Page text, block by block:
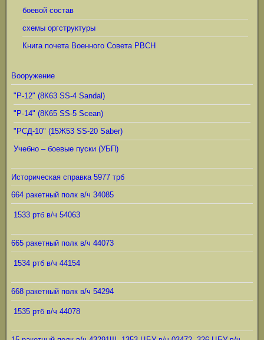
боевой состав
схемы оргструктуры
Книга почета Военного Совета РВСН
Вооружение
"Р-12" (8К63 SS-4 Sandal)
"Р-14" (8К65 SS-5 Scean)
"РСД-10" (15Ж53 SS-20 Saber)
Учебно – боевые пуски (УБП)
Историческая справка 5977 трб
664 ракетный полк в/ч 34085
1533 ртб в/ч 54063
665 ракетный полк в/ч 44073
1534 ртб в/ч 44154
668 ракетный полк в/ч 54294
1535 ртб в/ч 44078